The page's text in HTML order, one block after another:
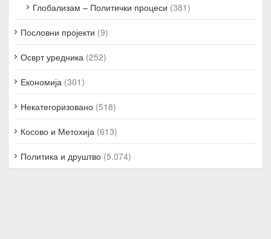
Глобализам – Политички процеси (381)
Пословни пројекти (9)
Осврт уредника (252)
Економија (301)
Некатегоризовано (518)
Косово и Метохија (613)
Политика и друштво (5.074)